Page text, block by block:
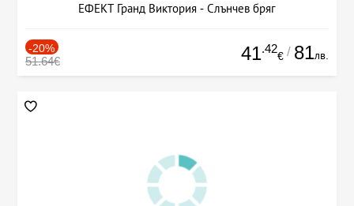
ЕФЕКТ Гранд Виктория - Слънчев бряг
-20%
51.64€ 41.42
€ / 81лв.